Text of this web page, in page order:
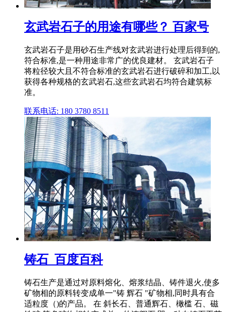
玄武岩石子的用途有哪些？ 百家号
玄武岩石子是用砂石生产线对玄武岩进行处理后得到的,
符合标准,是一种用途非常广的优良建材。 玄武岩石子
将粒径较大且不符合标准的玄武岩石进行破碎和加工,以
获得各种规格的玄武岩石,这些玄武岩石均符合建筑标
准。
联系电话: 180 3780 8511
铸石_百度百科
铸石生产是通过对原料熔化、熔浆结晶、铸件退火,使多
矿物相的原料转变成单一"铸 辉石 "矿物相,同时具有合
适粒度（)的产品。 在 斜长石、普通辉石、橄槛 石、磁